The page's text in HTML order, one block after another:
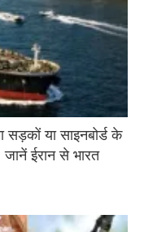
या साइनबोर्ड के
ईरान से भारत